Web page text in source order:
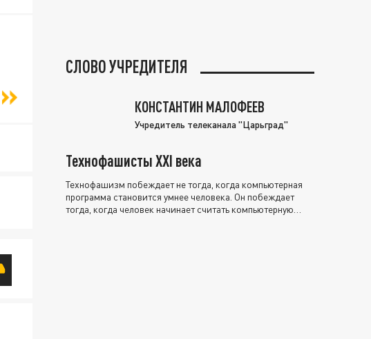
СЛОВО УЧРЕДИТЕЛЯ
КОНСТАНТИН МАЛОФЕЕВ
Учредитель телеканала "Царьград"
Технофашисты XXI века
Технофашизм побеждает не тогда, когда компьютерная
программа становится умнее человека. Он побеждает
тогда, когда человек начинает считать компьютерную